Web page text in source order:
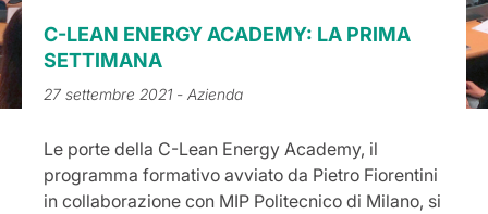
C-LEAN ENERGY ACADEMY: LA PRIMA
SETTIMANA
27 settembre 2021 - Azienda
Le porte della C-Lean Energy Academy, il
programma formativo avviato da Pietro Fiorentini
in collaborazione con MIP Politecnico di Milano, si